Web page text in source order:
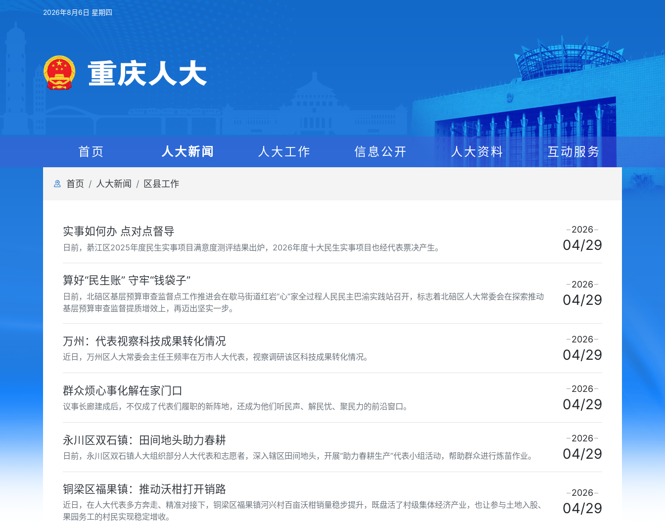
2026年8月6日 星期四
首页 人大新闻 人大工作 信息公开 人大资料 互动服务
首页 人大新闻 区县工作
实事如何办 点对点督导
日前，綦江区2025年度民生实事项目满意度测评结果出炉，2026年度十大民生实事项目也经代表票决产生。
2026
04/29
算好“民生账” 守牢“钱袋子”
日前，北碚区基层预算审查监督点工作推进会在歇马街道红岩“心”家全过程人民民主巴渝实践站召开，标志着北碚区人大常委会在探索推动
基层预算审查监督提质增效上，再迈出坚实一步。
2026
04/29
万州：代表视察科技成果转化情况
近日，万州区人大常委会主任王频率在万市人大代表，视察调研该区科技成果转化情况。
2026
04/29
群众烦心事化解在家门口
议事长廊建成后，不仅成了代表们履职的新阵地，还成为他们听民声、解民忧、聚民力的前沿窗口。
2026
04/29
永川区双石镇：田间地头助力春耕
日前，永川区双石镇人大组织部分人大代表和志愿者，深入辖区田间地头，开展“助力春耕生产”代表小组活动，帮助群众进行炼苗作业。
2026
04/29
铜梁区福果镇：推动沃柑打开销路
近日，在人大代表多方奔走、精准对接下，铜梁区福果镇河兴村百亩沃柑销量稳步提升，既盘活了村级集体经济产业，也让参与土地入股、
果园务工的村民实现稳定增收。
2026
04/29